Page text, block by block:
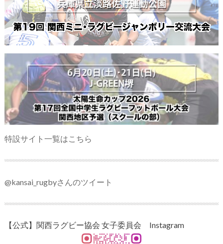
特設サイト一覧はこちら
@kansai_rugbyさんのツイート
【公式】関西ラグビー協会 女子委員会 Instagram